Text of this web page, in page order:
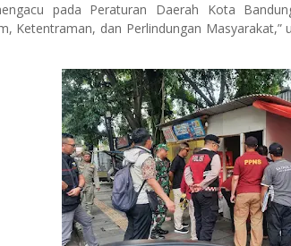
pada Peraturan Daerah Kota
Ketentraman, dan Perlindungan Masyarakat,”